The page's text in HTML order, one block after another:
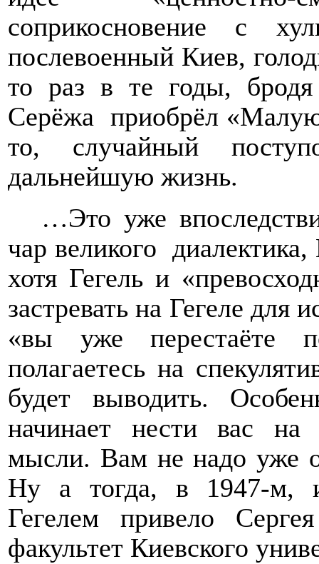
соприкосновение с
послевоенный Киев,
то раз в те годы,
Серёжа приобрёл
то, случайный
дальнейшую жизнь.
…Это уже
чар великого
хотя Гегель и
застревать на Гегеле для
«вы уже перестаёте
полагаетесь на
будет выводить.
начинает нести вас на
мысли. Вам не надо уже
Ну а тогда, в 1947-м,
Гегелем привело
факультет Киевского